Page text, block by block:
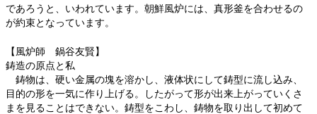
であろうと、いわれています。朝鮮風炉には、真形釜を合わせるの
が約束となっています。
【風炉師 鍋谷友賢】
鋳造の原点と私
鋳物は、硬い金属の塊を溶かし、液体状にして鋳型に流し込み、
目的の形を一気に作り上げる。したがって形が出来上がっていくさ
まを見ることはできない。鋳型をこわし、鋳物を取り出して初めて